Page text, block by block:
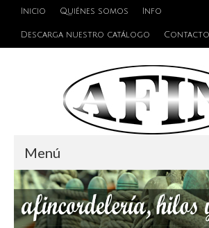
Inicio Quiénes somos Info
Descarga nuestro catálogo Contacto
Menú
Cuerdas
Hilos